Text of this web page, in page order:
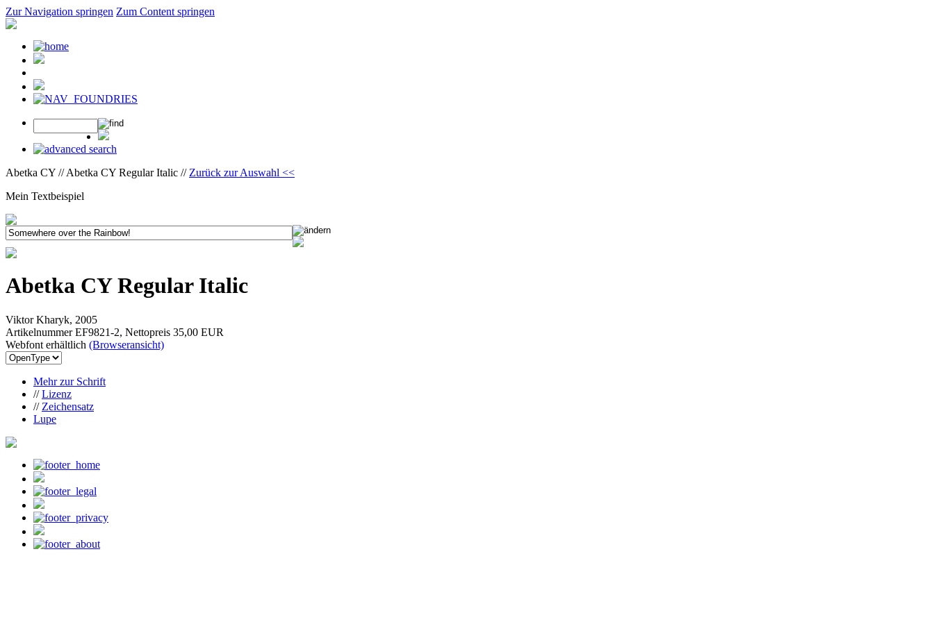
Zur Navigation springen Zum Content springen
Abetka CY // Abetka CY Regular Italic // Zurück zur Auswahl <<
Mein Textbeispiel
Abetka CY Regular Italic
Viktor Kharyk, 2005
Artikelnummer EF9821-2, Nettopreis 35,00 EUR
Webfont erhältlich (Browseransicht)
Mehr zur Schrift
//Lizenz
// Zeichensatz
Lupe